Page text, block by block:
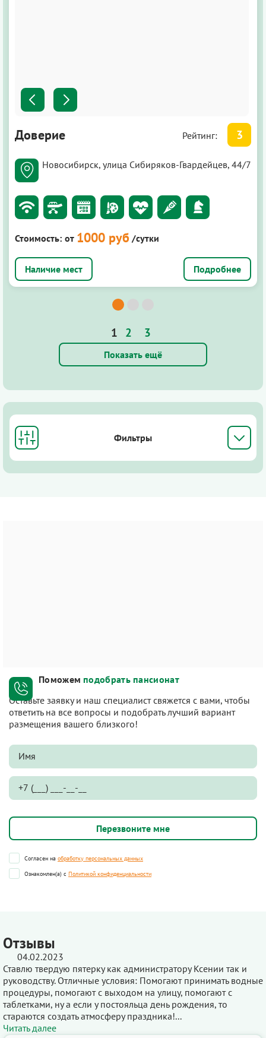
Доверие Рейтинг: 3
Новосибирск, улица Сибиряков-Гвардейцев, 44/7
Стоимость: от 1000 руб /сутки
Подробнее
1 2 3
Показать ещё
Фильтры
Поможем подобрать пансионат
Оставьте заявку и наш специалист свяжется с вами, чтобы
ответить на все вопросы и подобрать лучший вариант
размещения вашего близкого!
Согласен на обработку персональных данных
Ознакомлен(а) с Политикой конфиденциальности
Отзывы
04.02.2023
Ставлю твердую пятерку как администратору Ксении так и
руководству. Отличные условия: Помогают принимать водные
процедуры, помогают с выходом на улицу, помогают с
таблетками, ну а если у постояльца день рождения, то
стараются создать атмосферу праздника!...
Читать далее